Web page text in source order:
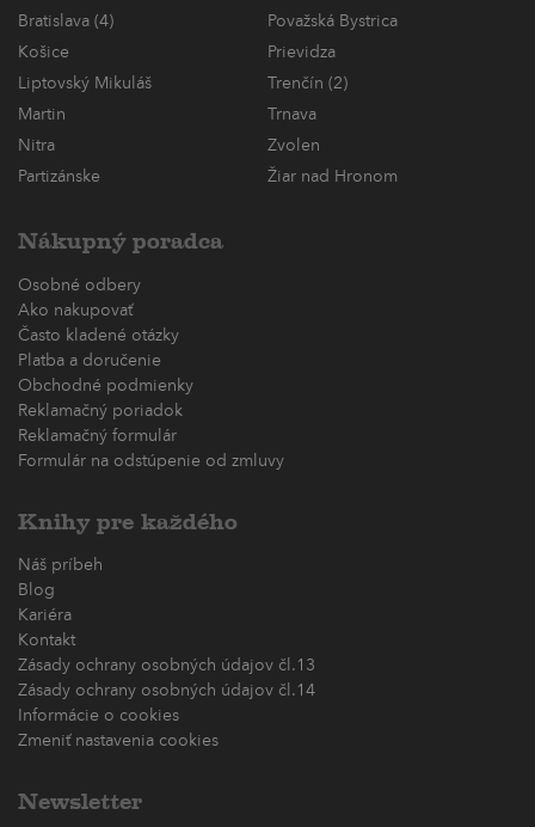
Bratislava (4)
Považská Bystrica
Košice
Prievidza
Liptovský Mikuláš
Trenčín (2)
Martin
Trnava
Nitra
Zvolen
Partizánske
Žiar nad Hronom
Nákupný poradca
Osobné odbery
Ako nakupovať
Často kladené otázky
Platba a doručenie
Obchodné podmienky
Reklamačný poriadok
Reklamačný formulár
Formulár na odstúpenie od zmluvy
Knihy pre každého
Náš príbeh
Blog
Kariéra
Kontakt
Zásady ochrany osobných údajov čl.13
Zásady ochrany osobných údajov čl.14
Informácie o cookies
Zmeniť nastavenia cookies
Newsletter